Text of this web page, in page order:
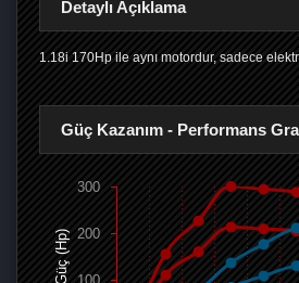
Detaylı Açıklama
1.18i 170Hp ile aynı motordur, sadece
Güç Kazanım - Performans
Güç (Hp) 200
300